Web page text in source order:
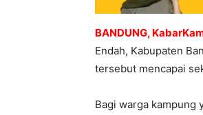
BANDUNG,
Endah, Kabupaten
tersebut mencapai
Bagi warga kampung